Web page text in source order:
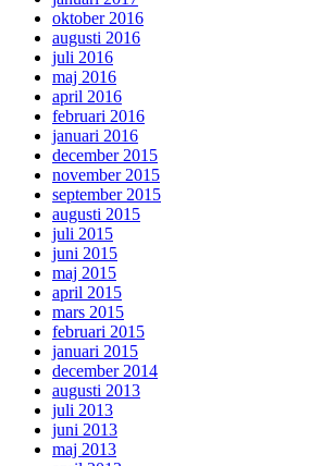
oktober 2016
augusti 2016
juli 2016
maj 2016
april 2016
februari 2016
januari 2016
december 2015
november 2015
september 2015
augusti 2015
juli 2015
juni 2015
maj 2015
april 2015
mars 2015
februari 2015
januari 2015
december 2014
augusti 2013
juli 2013
juni 2013
maj 2013